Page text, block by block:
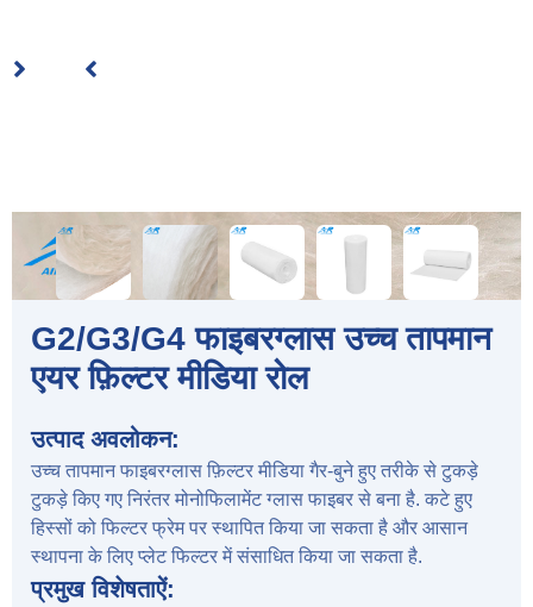
G2/G3/G4 फाइबरग्लास उच्च तापमान
एयर फ़िल्टर मीडिया रोल
उत्पाद अवलोकन:
उच्च तापमान फाइबरग्लास फ़िल्टर मीडिया गैर-बुने हुए तरीके से टुकड़े
टुकड़े किए गए निरंतर मोनोफिलामेंट ग्लास फाइबर से बना है. कटे हुए
हिस्सों को फिल्टर फ्रेम पर स्थापित किया जा सकता है और आसान
स्थापना के लिए प्लेट फिल्टर में संसाधित किया जा सकता है.
प्रमुख विशेषताऐं: